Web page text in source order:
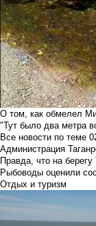
О том, как обмелел
"Тут было два метра
Все новости по теме
Администрация
Правда, что на
Рыбоводы оценили
Отдых и туризм